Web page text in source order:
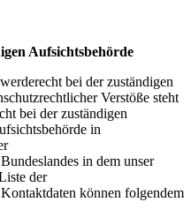
Aufsichtsbehörde
bei der zuständigen
Verstöße steht
bei der zuständigen
in
in dem unser
der
können folgendem